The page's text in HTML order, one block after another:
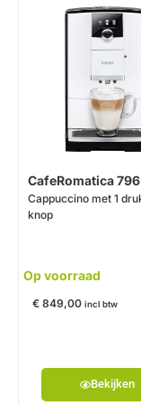
CafeRomatica 796
Cappuccino met 1
knop
Op voorraad
€ 849,00 incl btw
Bekijken